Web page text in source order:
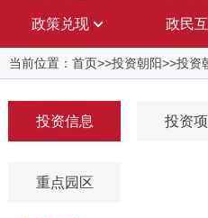
政策兑现 政民
当前位置：首页>>投资朝阳>>投资
投资信息 投资项
重点园区